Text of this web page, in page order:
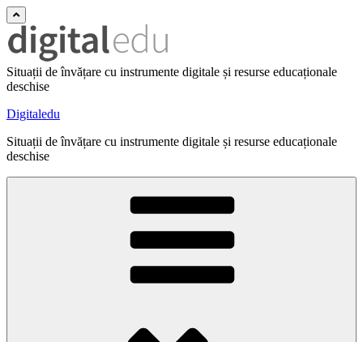
Situații de învățare cu instrumente digitale și resurse educaționale
deschise
Digitaledu
Situații de învățare cu instrumente digitale și resurse educaționale
deschise